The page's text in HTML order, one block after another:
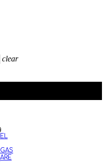
clear